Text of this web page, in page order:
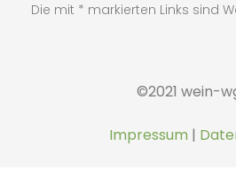
Die mit * markierten Links sind
©2021 wein-
Impressum |